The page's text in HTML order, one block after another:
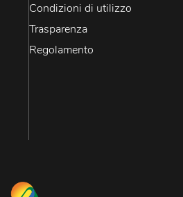
Condizioni di utilizzo
Trasparenza
Regolamento